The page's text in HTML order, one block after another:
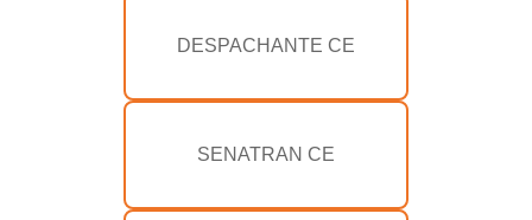
DESPACHANTE CE
SENATRAN CE